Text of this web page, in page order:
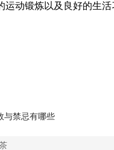
运动锻炼以及良好的生活
与禁忌有哪些